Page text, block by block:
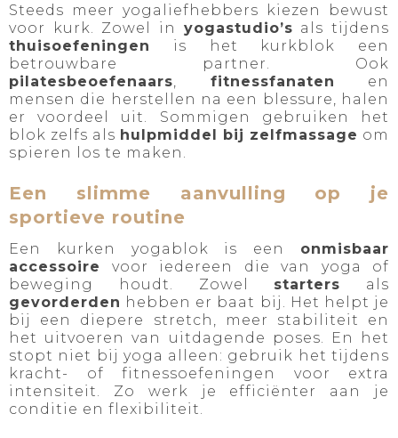
Steeds meer yogaliefhebbers kiezen bewust
voor kurk. Zowel in yogastudio’s als tijdens
thuisoefeningen
is het kurkblok een
betrouwbare partner. Ook
pilatesbeoefenaars
fitnessfanaten en
mensen die herstellen na een blessure, halen
er voordeel uit. Sommigen gebruiken het
blok zelfs als hulpmiddel bij zelfmassage om
spieren los te maken.
Een slimme aanvulling op je
sportieve routine
Een kurken yogablok is een onmisbaar
accessoire
voor iedereen die van yoga of
beweging houdt. Zowel starters als
gevorderden hebben er baat bij. Het helpt je
bij een diepere stretch, meer stabiliteit en
het uitvoeren van uitdagende poses. En het
stopt niet bij yoga alleen: gebruik het tijdens
kracht- of fitnessoefeningen voor extra
intensiteit. Zo werk je efficiënter aan je
conditie en flexibiliteit.